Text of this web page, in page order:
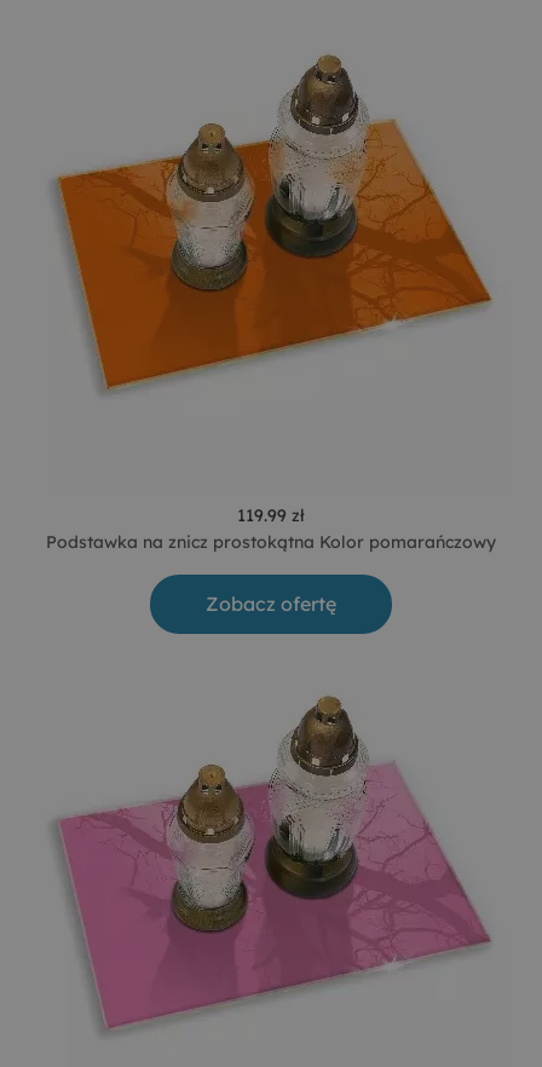
119.99 zł
Podstawka na znicz prostokątna Kolor pomarańczowy
Zobacz ofertę